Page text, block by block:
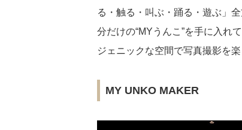
る・触る・叫ぶ・踊る・遊ぶ」
分だけの“MYうんこ”を手に入れ
ジェニックな空間で写真撮影を楽
MY UNKO MAKER